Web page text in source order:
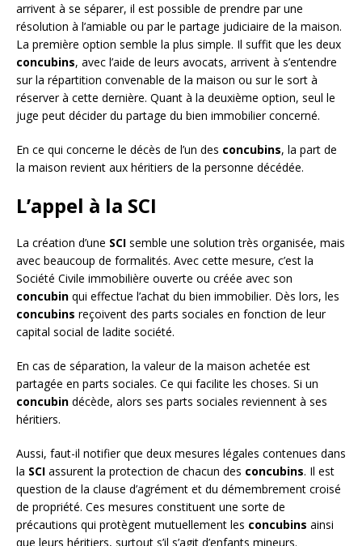
arrivent à se séparer, il est possible de prendre par une
résolution à l’amiable ou par le partage judiciaire de la maison.
La première option semble la plus simple. Il suffit que les deux
concubins, avec l’aide de leurs avocats, arrivent à s’entendre
sur la répartition convenable de la maison ou sur le sort à
réserver à cette dernière. Quant à la deuxième option, seul le
juge peut décider du partage du bien immobilier concerné.
En ce qui concerne le décès de l’un des concubins, la part de
la maison revient aux héritiers de la personne décédée.
L’appel à la SCI
La création d’une SCI semble une solution très organisée, mais
avec beaucoup de formalités. Avec cette mesure, c’est la
Société Civile immobilière ouverte ou créée avec son
concubin qui effectue l’achat du bien immobilier. Dès lors, les
concubins reçoivent des parts sociales en fonction de leur
capital social de ladite société.
En cas de séparation, la valeur de la maison achetée est
partagée en parts sociales. Ce qui facilite les choses. Si un
concubin décède, alors ses parts sociales reviennent à ses
héritiers.
Aussi, faut-il notifier que deux mesures légales contenues dans
la SCI assurent la protection de chacun des concubins. Il est
question de la clause d’agrément et du démembrement croisé
de propriété. Ces mesures constituent une sorte de
précautions qui protègent mutuellement les concubins ainsi
que leurs héritiers, surtout s’il s’agit d’enfants mineurs.